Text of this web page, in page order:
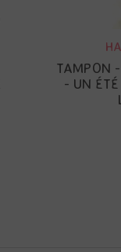
TAMPON
- UN